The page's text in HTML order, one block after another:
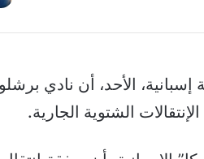
إسبانية، الأحد، أن نادي
الشتوية الجارية.